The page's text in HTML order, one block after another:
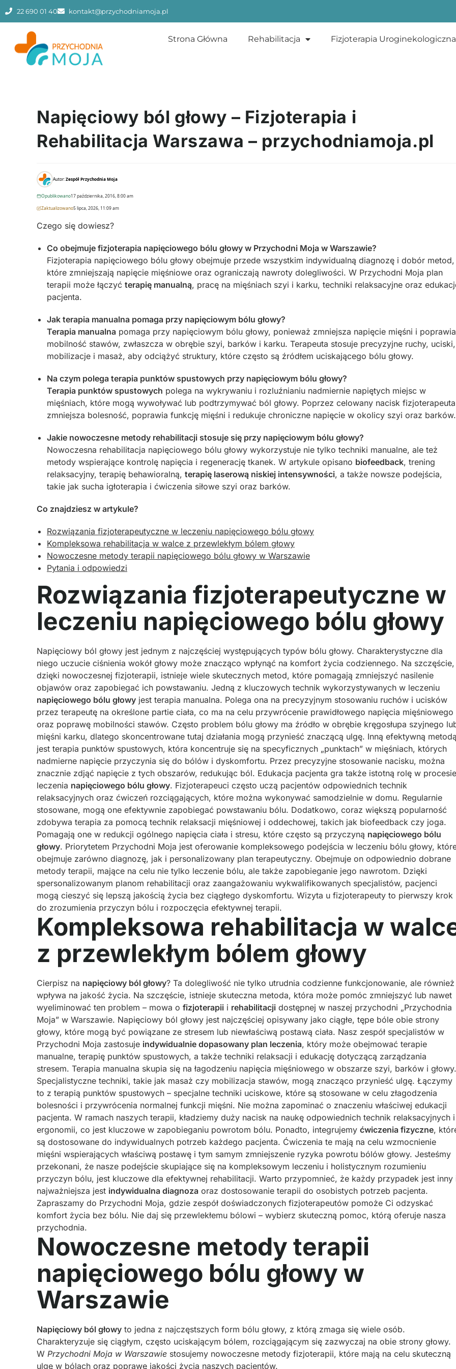
22 690 01 40 kontakt@przychodniamoja.pl
Strona Główna Rehabilitacja Fizjoterapia Uroginekologiczna
Napięciowy ból głowy – Fizjoterapia i
Rehabilitacja Warszawa – przychodniamoja.pl
Autor:Zespół Przychodnia Moja
Opublikowano17 października, 2016, 8:00 am
Zaktualizowano5 lipca, 2026, 11:09 am
Czego się dowiesz?
Co obejmuje fizjoterapia napięciowego bólu głowy w Przychodni Moja w Warszawie?
Fizjoterapia napięciowego bólu głowy obejmuje przede wszystkim indywidualną diagnozę i dobór metod,
które zmniejszają napięcie mięśniowe oraz ograniczają nawroty dolegliwości. W Przychodni Moja plan
terapii może łączyć terapię manualną, pracę na mięśniach szyi i karku, techniki relaksacyjne oraz
pacjenta.
Jak terapia manualna pomaga przy napięciowym bólu głowy?
Terapia manualna pomaga przy napięciowym bólu głowy, ponieważ zmniejsza napięcie mięśni i poprawia
mobilność stawów, zwłaszcza w obrębie szyi, barków i karku. Terapeuta stosuje precyzyjne ruchy, uciski,
mobilizacje i masaż, aby odciążyć struktury, które często są źródłem uciskającego bólu głowy.
Na czym polega terapia punktów spustowych przy napięciowym bólu głowy?
Terapia punktów spustowych polega na wykrywaniu i rozluźnianiu nadmiernie napiętych miejsc w
mięśniach, które mogą wywoływać lub podtrzymywać ból głowy. Poprzez celowany nacisk fizjoterapeuta
zmniejsza bolesność, poprawia funkcję mięśni i redukuje chroniczne napięcie w okolicy szyi oraz barków.
Jakie nowoczesne metody rehabilitacji stosuje się przy napięciowym bólu głowy?
Nowoczesna rehabilitacja napięciowego bólu głowy wykorzystuje nie tylko techniki manualne, ale też
metody wspierające kontrolę napięcia i regenerację tkanek. W artykule opisano biofeedback, trening
relaksacyjny, terapię behawioralną, terapię laserową niskiej intensywności, a także nowsze podejścia,
takie jak sucha igłoterapia i ćwiczenia siłowe szyi oraz barków.
Co znajdziesz w artykule?
Rozwiązania fizjoterapeutyczne w leczeniu napięciowego bólu głowy
Kompleksowa rehabilitacja w walce z przewlekłym bólem głowy
Nowoczesne metody terapii napięciowego bólu głowy w Warszawie
Pytania i odpowiedzi
Rozwiązania fizjoterapeutyczne w
leczeniu napięciowego bólu głowy
Napięciowy ból głowy jest jednym z najczęściej występujących typów bólu głowy. Charakterystyczne dla
niego uczucie ciśnienia wokół głowy może znacząco wpłynąć na komfort życia codziennego. Na szczęście,
dzięki nowoczesnej fizjoterapii, istnieje wiele skutecznych metod, które pomagają zmniejszyć nasilenie
objawów oraz zapobiegać ich powstawaniu. Jedną z kluczowych technik wykorzystywanych w leczeniu
napięciowego bólu głowy jest terapia manualna. Polega ona na precyzyjnym stosowaniu ruchów i ucisków
przez terapeutę na określone partie ciała, co ma na celu przywrócenie prawidłowego napięcia mięśniowego
oraz poprawę mobilności stawów. Często problem bólu głowy ma źródło w obrębie kręgosłupa szyjnego
mięśni karku, dlatego skoncentrowane tutaj działania mogą przynieść znaczącą ulgę. Inną efektywną metodą
jest terapia punktów spustowych, która koncentruje się na specyficznych „punktach” w mięśniach, których
nadmierne napięcie przyczynia się do bólów i dyskomfortu. Przez precyzyjne stosowanie nacisku, można
znacznie zdjąć napięcie z tych obszarów, redukując ból. Edukacja pacjenta gra także istotną rolę w procesie
leczenia napięciowego bólu głowy. Fizjoterapeuci często uczą pacjentów odpowiednich technik
relaksacyjnych oraz ćwiczeń rozciągających, które można wykonywać samodzielnie w domu. Regularnie
stosowane, mogą one efektywnie zapobiegać powstawaniu bólu. Dodatkowo, coraz większą popularność
zdobywa terapia za pomocą technik relaksacji mięśniowej i oddechowej, takich jak biofeedback czy joga.
Pomagają one w redukcji ogólnego napięcia ciała i stresu, które często są przyczyną napięciowego bólu
głowy. Priorytetem Przychodni Moja jest oferowanie kompleksowego podejścia w leczeniu bólu głowy,
obejmuje zarówno diagnozę, jak i personalizowany plan terapeutyczny. Obejmuje on odpowiednio dobrane
metody terapii, mające na celu nie tylko leczenie bólu, ale także zapobieganie jego nawrotom. Dzięki
spersonalizowanym planom rehabilitacji oraz zaangażowaniu wykwalifikowanych specjalistów, pacjenci
mogą cieszyć się lepszą jakością życia bez ciągłego dyskomfortu. Wizyta u fizjoterapeuty to pierwszy krok
do zrozumienia przyczyn bólu i rozpoczęcia efektywnej terapii.
Kompleksowa rehabilitacja w
z przewlekłym bólem głowy
Cierpisz na napięciowy ból głowy? Ta dolegliwość nie tylko utrudnia codzienne funkcjonowanie, ale również
wpływa na jakość życia. Na szczęście, istnieje skuteczna metoda, która może pomóc zmniejszyć lub nawet
wyeliminować ten problem – mowa o fizjoterapii i rehabilitacji dostępnej w naszej przychodni „Przychodnia
Moja” w Warszawie. Napięciowy ból głowy jest najczęściej opisywany jako ciągłe, tępe bóle obie strony
głowy, które mogą być powiązane ze stresem lub niewłaściwą postawą ciała. Nasz zespół specjalistów w
Przychodni Moja zastosuje indywidualnie dopasowany plan leczenia, który może obejmować terapie
manualne, terapię punktów spustowych, a także techniki relaksacji i edukację dotyczącą zarządzania
stresem. Terapia manualna skupia się na łagodzeniu napięcia mięśniowego w obszarze szyi, barków i głowy.
Specjalistyczne techniki, takie jak masaż czy mobilizacja stawów, mogą znacząco przynieść ulgę. Łączymy
to z terapią punktów spustowych – specjalne techniki uciskowe, które są stosowane w celu złagodzenia
bolesności i przywrócenia normalnej funkcji mięśni. Nie można zapominać o znaczeniu właściwej edukacji
pacjenta. W ramach naszych terapii, kładziemy duży nacisk na naukę odpowiednich technik relaksacyjnych i
ergonomii, co jest kluczowe w zapobieganiu powrotom bólu. Ponadto, integrujemy ćwiczenia fizyczne,
są dostosowane do indywidualnych potrzeb każdego pacjenta. Ćwiczenia te mają na celu wzmocnienie
mięśni wspierających właściwą postawę i tym samym zmniejszenie ryzyka powrotu bólów głowy. Jesteśmy
przekonani, że nasze podejście skupiające się na kompleksowym leczeniu i holistycznym rozumieniu
przyczyn bólu, jest kluczowe dla efektywnej rehabilitacji. Warto przypomnieć, że każdy przypadek jest inny
najważniejsza jest indywidualna diagnoza oraz dostosowanie terapii do osobistych potrzeb pacjenta.
Zapraszamy do Przychodni Moja, gdzie zespół doświadczonych fizjoterapeutów pomoże Ci odzyskać
komfort życia bez bólu. Nie daj się przewlekłemu bólowi – wybierz skuteczną pomoc, którą oferuje nasza
przychodnia.
Nowoczesne metody terapii
napięciowego bólu głowy w
Warszawie
Napięciowy ból głowy to jedna z najczęstszych form bólu głowy, z którą zmaga się wiele osób.
Charakteryzuje się ciągłym, często uciskającym bólem, rozciągającym się zazwyczaj na obie strony głowy.
W Przychodni Moja w Warszawie stosujemy nowoczesne metody fizjoterapii, które mają na celu skuteczną
ulgę w bólach oraz poprawę jakości życia naszych pacjentów.